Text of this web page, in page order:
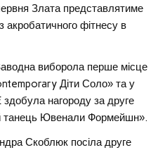
Злата представлятиме
акробатичного фітнесу в
виборола перше місце
Діти Соло» та у
нагороду за друге
танець Ювенали Формейшн».
Скоблюк посіла друге